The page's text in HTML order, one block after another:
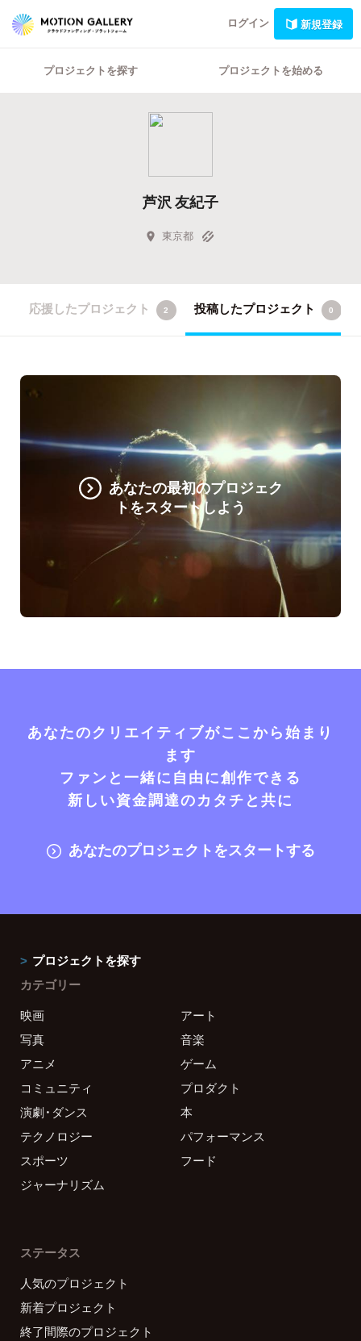
ログイン 新規登録
プロジェクトを探す プロジェクトを始める
芦沢 友紀子
東京都
応援したプロジェクト 2 投稿したプロジェクト 0
あなたの最初のプロジェク
トをスタートしよう
あなたのクリエイティブがここから始まり
ます
ファンと一緒に自由に創作できる
新しい資金調達のカタチと共に
あなたのプロジェクトをスタートする
プロジェクトを探す
カテゴリー
映画
アート
写真
音楽
アニメ
ゲーム
コミュニティ
プロダクト
演劇・ダンス
本
テクノロジー
パフォーマンス
スポーツ
フード
ジャーナリズム
ステータス
人気のプロジェクト
新着プロジェクト
終了間際のプロジェクト